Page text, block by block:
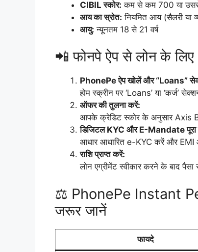
CIBIL स्कोर: कम से कम 700 या
आय का स्रोत: नियमित आय (सैलरी या
आयु: न्यूनतम 18 से 21 वर्ष
📲 फोनपे ऐप से लोन के
PhonePe ऐप खोलें और “Loans”
होम स्क्रीन पर ‘Loans’ या ‘कर्ज’
ऑफर की तुलना करें:
आपके क्रेडिट स्कोर के अनुसार Axis
डिजिटल KYC और E-Mandate पूरा
आधार आधारित e-KYC करें और
राशि प्राप्त करें:
लोन एग्रीमेंट स्वीकार करने के बाद
⚖️ PhonePe Instant
जरूर जानें
फायदे